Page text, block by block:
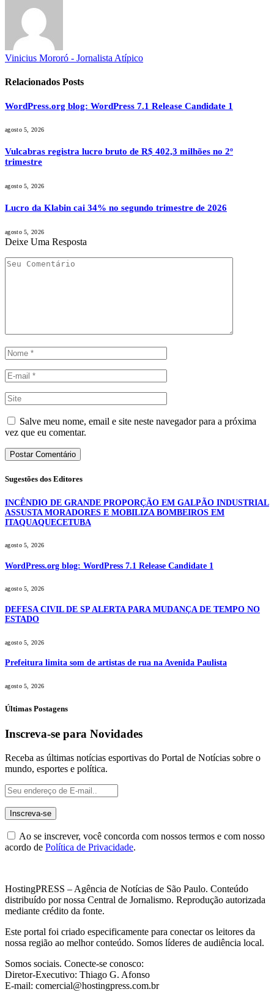
Vinicius Mororó - Jornalista Atípico
Relacionados Posts
WordPress.org blog: WordPress 7.1 Release Candidate 1
agosto 5, 2026
Vulcabras registra lucro bruto de R$ 402,3 milhões no 2º
trimestre
agosto 5, 2026
Lucro da Klabin cai 34% no segundo trimestre de 2026
agosto 5, 2026
Deixe Uma Resposta
Salve meu nome, email e site neste navegador para a próxima
vez que eu comentar.
Sugestões dos Editores
INCÊNDIO DE GRANDE PROPORÇÃO EM GALPÃO INDUSTRIAL
ASSUSTA MORADORES E MOBILIZA BOMBEIROS EM
ITAQUAQUECETUBA
agosto 5, 2026
WordPress.org blog: WordPress 7.1 Release Candidate 1
agosto 5, 2026
DEFESA CIVIL DE SP ALERTA PARA MUDANÇA DE TEMPO NO
ESTADO
agosto 5, 2026
Prefeitura limita som de artistas de rua na Avenida Paulista
agosto 5, 2026
Últimas Postagens
Inscreva-se para Novidades
Receba as últimas notícias esportivas do Portal de Notícias sobre o
mundo, esportes e política.
Ao se inscrever, você concorda com nossos termos e com nosso
acordo de Política de Privacidade.
HostingPRESS – Agência de Notícias de São Paulo. Conteúdo
distribuído por nossa Central de Jornalismo. Reprodução autorizada
mediante crédito da fonte.
Este portal foi criado especificamente para conectar os leitores da
nossa região ao melhor conteúdo. Somos líderes de audiência local.
Somos sociais. Conecte-se conosco:
Diretor-Executivo: Thiago G. Afonso
E-mail: comercial@hostingpress.com.br